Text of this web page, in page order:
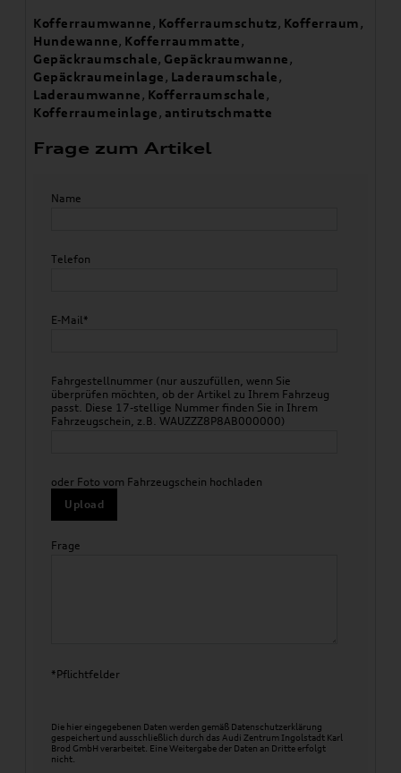
Kofferraumwanne, Kofferraumschutz, Kofferraum,
Hundewanne, Kofferraummatte,
Gepäckraumschale, Gepäckraumwanne,
Gepäckraumeinlage, Laderaumschale,
Laderaumwanne, Kofferraumschale,
Kofferraumeinlage, antirutschmatte
Frage zum Artikel
Name
Telefon
E-Mail*
Fahrgestellnummer (nur auszufüllen, wenn Sie
überprüfen möchten, ob der Artikel zu Ihrem Fahrzeug
passt. Diese 17-stellige Nummer finden Sie in Ihrem
Fahrzeugschein, z.B. WAUZZZ8P8AB000000)
oder Foto vom Fahrzeugschein hochladen
Upload
Frage
*Pflichtfelder
Die hier eingegebenen Daten werden gemäß Datenschutzerklärung
gespeichert und ausschließlich durch das Audi Zentrum Ingolstadt Karl
Brod GmbH verarbeitet. Eine Weitergabe der Daten an Dritte erfolgt
nicht.